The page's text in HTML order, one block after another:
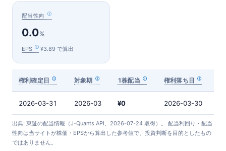
配当性向
0.0%
EPS ¥3.89 で算出
権利確定日 対象期 1株配当 権利落ち日
2026-03-31 2026-03 ¥0 2026-03-30
出典: 東証の配当情報（J-Quants API、2026-07-24 取得）。 配当利回り・配当
性向は当サイトが株価・EPSから算出した参考値で、投資判断を目的としたもの
ではありません。